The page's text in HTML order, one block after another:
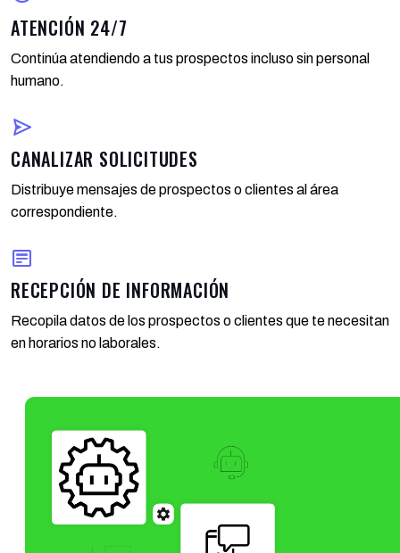
ATENCIÓN 24/7
Continúa atendiendo a tus prospectos incluso sin personal
humano.
CANALIZAR SOLICITUDES
Distribuye mensajes de prospectos o clientes al área
correspondiente.
RECEPCIÓN DE INFORMACIÓN
Recopila datos de los prospectos o clientes que te necesitan
en horarios no laborales.